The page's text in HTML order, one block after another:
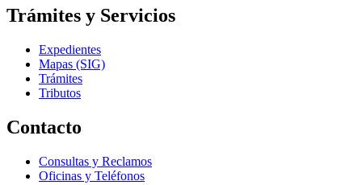
Trámites y Servicios
Expedientes
Mapas (SIG)
Trámites
Tributos
Contacto
Consultas y Reclamos
Oficinas y Teléfonos